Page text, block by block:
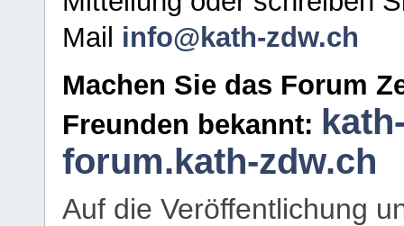
Mail info@kath-zdw.ch
Machen Sie das Forum
Freunden bekannt:
forum.kath-zdw.ch
Auf die Veröffentlichung